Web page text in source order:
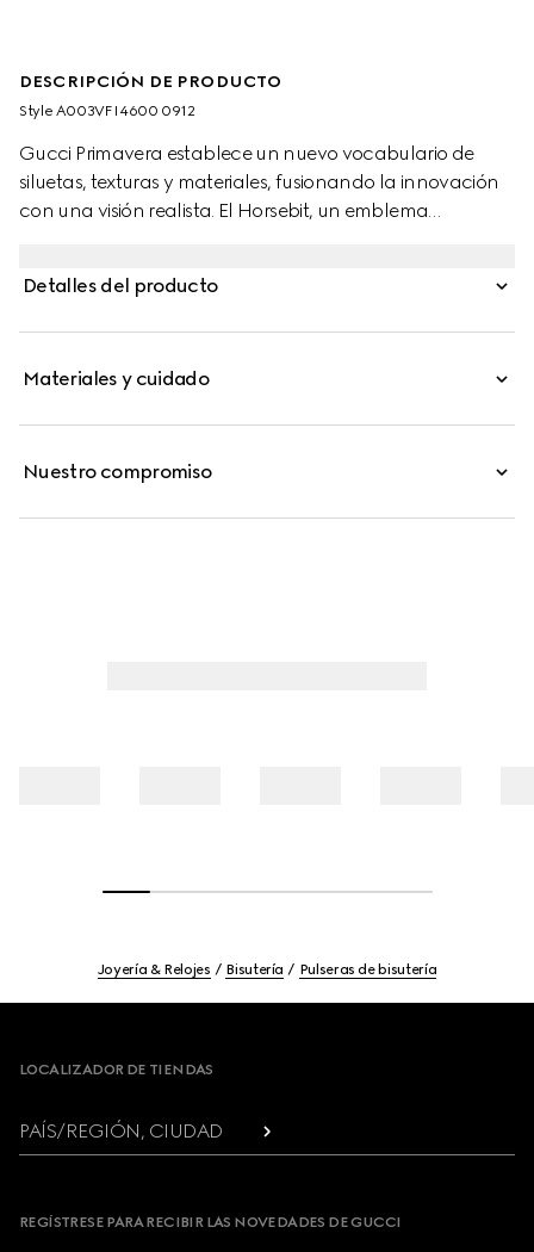
DESCRIPCIÓN DE PRODUCTO
Style ‎A003VF I4600 0912
Gucci Primavera establece un nuevo vocabulario de
siluetas, texturas y materiales, fusionando la innovación
con una visión realista. El Horsebit, un emblema
de cierre único.
Detalles del producto
Materiales y cuidado
Nuestro compromiso
Joyería & Relojes Bisutería Pulseras de bisutería
LOCALIZADOR DE TIENDAS
PAÍS/REGIÓN, CIUDAD
REGÍSTRESE PARA RECIBIR LAS NOVEDADES DE GUCCI